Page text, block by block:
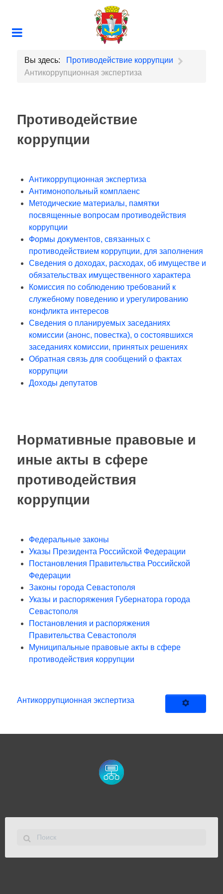
Вы здесь:
Противодействие коррупции
Антикоррупционная экспертиза
Противодействие
коррупции
Антикоррупционная экспертиза
Антимонопольный комплаенс
Методические материалы, памятки
посвященные вопросам противодействия
коррупции
Формы документов, связанных с
противодействием коррупции, для заполнения
Сведения о доходах, расходах, об имуществе и
обязательствах имущественного характера
Комиссия по соблюдению требований к
служебному поведению и урегулированию
конфликта интересов
Сведения о планируемых заседаниях
комиссии (анонс, повестка), о состоявшихся
заседаниях комиссии, принятых решениях
Обратная связь для сообщений о фактах
коррупции
Доходы депутатов
Нормативные правовые и
иные акты в сфере
противодействия
коррупции
Федеральные законы
Указы Президента Российской Федерации
Постановления Правительства Российской
Федерации
Законы города Севастополя
Указы и распоряжения Губернатора города
Севастополя
Постановления и распоряжения
Правительства Севастополя
Муниципальные правовые акты в сфере
противодействия коррупции
Антикоррупционная экспертиза